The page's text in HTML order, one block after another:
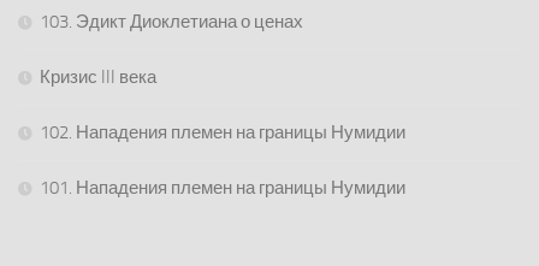
103. Эдикт Диоклетиана о ценах
Кризис III века
102. Нападения племен на границы Нумидии
101. Нападения племен на границы Нумидии